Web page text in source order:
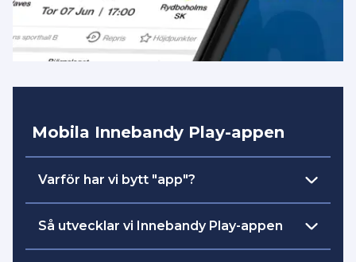
Mobila Innebandy Play-appen
Varför har vi bytt "app"?
Vår intention och målsättning är att
där all streaming och
Så utvecklar vi Innebandy Play-appen